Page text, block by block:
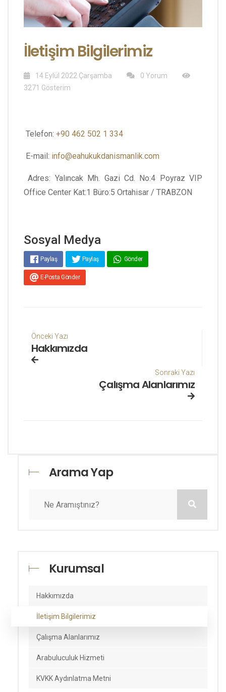
İletişim Bilgilerimiz
14 Eylül 2022 Çarşamba
0 Yorum
3271 Gösterim
Telefon: +90 462 502 1 334
E-mail: info@eahukukdanismanlik.com
Adres: Yalıncak Mh. Gazi Cd. No:4 Poyraz VIP
Office Center Kat:1 Büro:5 Ortahisar / TRABZON
Sosyal Medya
Paylaş Paylaş Gönder
E-Posta Gönder
Önceki Yazı
Hakkımızda
Sonraki Yazı
Çalışma Alanlarımız
Arama Yap
Kurumsal
Hakkımızda
İletişim Bilgilerimiz
Çalışma Alanlarımız
Arabuluculuk Hizmeti
KVKK Aydınlatma Metni